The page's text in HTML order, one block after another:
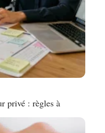
privé : règles à